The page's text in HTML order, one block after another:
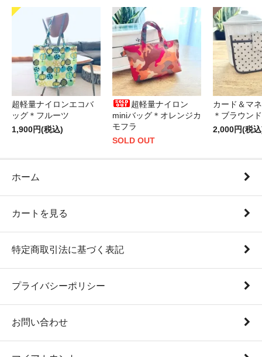
超軽量ナイロンエコバ
ッグ＊フルーツ
1,900円(税込)
超軽量ナイロン
miniバッグ＊オレンジカ
モフラ
SOLD OUT
カード＆マ
＊ブラウン
2,000円(税
ホーム
カートを見る
特定商取引法に基づく表記
プライバシーポリシー
お問い合わせ